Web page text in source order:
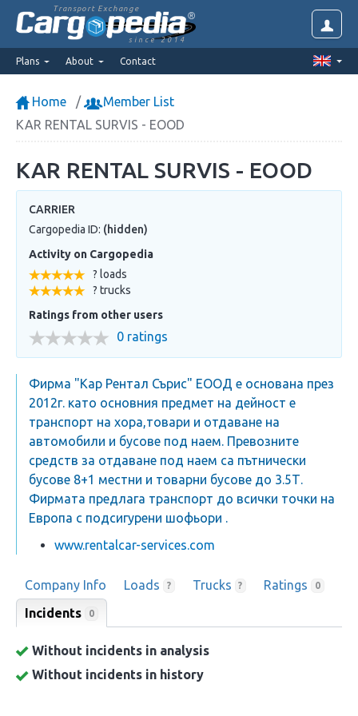
Transport Exchange
since 2014
Plans About Contact
Home
Member List
KAR RENTAL SURVIS - EOOD
KAR RENTAL SURVIS - EOOD
CARRIER
Cargopedia ID: (hidden)
Activity on Cargopedia
? loads
? trucks
Ratings from other users
0 ratings
Фирма "Кар Рентал Сърис" ЕООД е основана през
2012г. като основния предмет на дейност е
транспорт на хора,товари и отдаване на
автомобили и бусове под наем. Превозните
средств за отдаване под наем са пътнически
бусове 8+1 местни и товарни бусове до 3.5Т.
Фирмата предлага транспорт до всички точки на
Европа с подсигурени шофьори .
www.rentalcar-services.com
Company Info Loads ? Trucks ? Ratings 0
Incidents 0
Without incidents in analysis
Without incidents in history